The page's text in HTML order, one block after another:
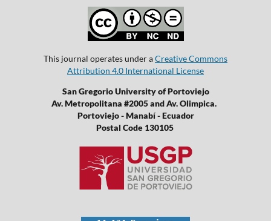
This journal operates under aCreative Commons
Attribution 4.0 International License
San Gregorio University of Portoviejo
Av. Metropolitana #2005 and Av. Olimpica.
Portoviejo - Manabí - Ecuador
Postal Code 130105